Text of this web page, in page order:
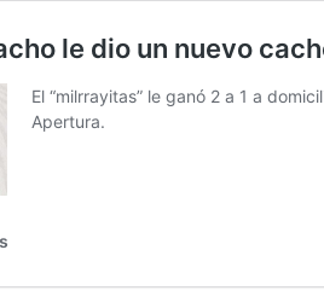
le dio un nuevo
El “milrrayitas” le ganó 2 a 1 a
Apertura.